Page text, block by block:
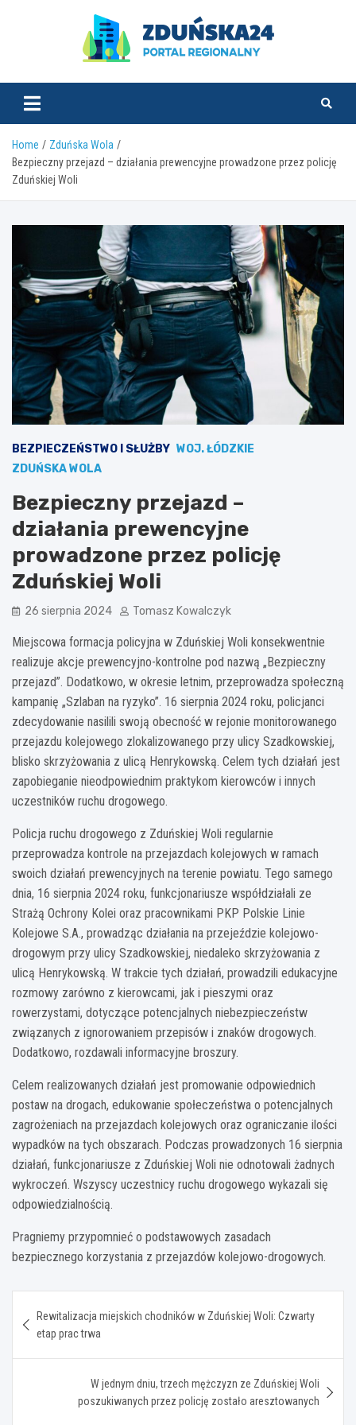
zdunska24.pl
Home
Zduńska Wola
Bezpieczny przejazd – działania prewencyjne prowadzone przez policję
Zduńskiej Woli
BEZPIECZEŃSTWO I SŁUŻBY WOJ. ŁÓDZKIE
ZDUŃSKA WOLA
Bezpieczny przejazd –
działania prewencyjne
prowadzone przez policję
Zduńskiej Woli
26 sierpnia 2024 Tomasz Kowalczyk
Miejscowa formacja policyjna w Zduńskiej Woli konsekwentnie
realizuje akcje prewencyjno-kontrolne pod nazwą „Bezpieczny
przejazd”. Dodatkowo, w okresie letnim, przeprowadza społeczną
kampanię „Szlaban na ryzyko”. 16 sierpnia 2024 roku, policjanci
zdecydowanie nasilili swoją obecność w rejonie monitorowanego
przejazdu kolejowego zlokalizowanego przy ulicy Szadkowskiej,
blisko skrzyżowania z ulicą Henrykowską. Celem tych działań jest
zapobieganie nieodpowiednim praktykom kierowców i innych
uczestników ruchu drogowego.
Policja ruchu drogowego z Zduńskiej Woli regularnie
przeprowadza kontrole na przejazdach kolejowych w ramach
swoich działań prewencyjnych na terenie powiatu. Tego samego
dnia, 16 sierpnia 2024 roku, funkcjonariusze współdziałali ze
Strażą Ochrony Kolei oraz pracownikami PKP Polskie Linie
Kolejowe S.A., prowadząc działania na przejeździe kolejowo-
drogowym przy ulicy Szadkowskiej, niedaleko skrzyżowania z
ulicą Henrykowską. W trakcie tych działań, prowadzili edukacyjne
rozmowy zarówno z kierowcami, jak i pieszymi oraz
rowerzystami, dotyczące potencjalnych niebezpieczeństw
związanych z ignorowaniem przepisów i znaków drogowych.
Dodatkowo, rozdawali informacyjne broszury.
Celem realizowanych działań jest promowanie odpowiednich
postaw na drogach, edukowanie społeczeństwa o potencjalnych
zagrożeniach na przejazdach kolejowych oraz ograniczanie ilości
wypadków na tych obszarach. Podczas prowadzonych 16 sierpnia
działań, funkcjonariusze z Zduńskiej Woli nie odnotowali żadnych
wykroczeń. Wszyscy uczestnicy ruchu drogowego wykazali się
odpowiedzialnością.
Pragniemy przypomnieć o podstawowych zasadach
bezpiecznego korzystania z przejazdów kolejowo-drogowych.
wpisu
Rewitalizacja miejskich chodników w Zduńskiej Woli: Czwarty
etap prac trwa
W jednym dniu, trzech mężczyzn ze Zduńskiej Woli
poszukiwanych przez policję zostało aresztowanych